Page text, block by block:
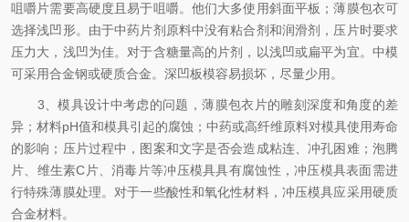
咀嚼片需要高硬度且易于咀嚼。他们大多使用斜面平板；薄膜包衣可
选择浅凹形。由于中药片剂原料中没有粘合剂和润滑剂，压片时要求
压力大，浅凹为佳。对于含糖量高的片剂，以浅凹或扁平为宜。中模
可采用合金钢或硬质合金。深凹板模容易损坏，尽量少用。
3、模具设计中考虑的问题，薄膜包衣片的雕刻深度和角度的差
异；材料pH值和模具引起的腐蚀；中药或高纤维原料对模具使用寿命
的影响；压片过程中，图案和文字是否会造成粘连、冲孔困难；泡腾
片、维生素C片、消毒片等冲压模具具有腐蚀性，冲压模具表面需进
行特殊薄膜处理。对于一些酸性和氧化性材料，冲压模具应采用硬质
合金材料。